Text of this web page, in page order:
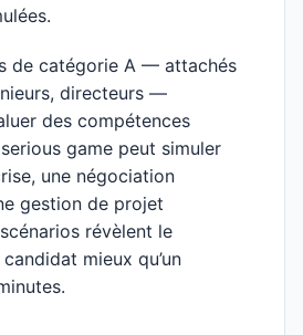
de catégorie A — attachés
directeurs —
des compétences
game peut simuler
une négociation
gestion de projet
révèlent le
mieux qu’un